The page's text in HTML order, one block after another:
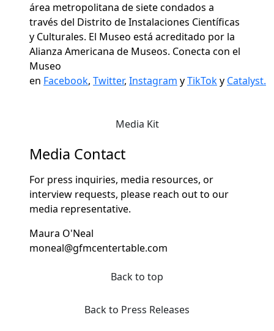
área metropolitana de siete condados a
través del Distrito de Instalaciones Científicas
y Culturales. El Museo está acreditado por la
Alianza Americana de Museos. Conecta con el
Museo
en Facebook, Twitter, Instagram yTikToky Catalyst.
Media Kit
Media Contact
For press inquiries, media resources, or
interview requests, please reach out to our
media representative.
Maura O'Neal
moneal@gfmcentertable.com
Back to top
Back to Press Releases